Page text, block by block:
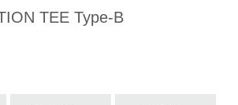
TEE Type-B